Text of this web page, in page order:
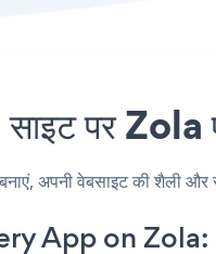
पर Zola
अपनी वेबसाइट की शैली और
App on Zola: